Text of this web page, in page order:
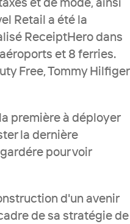
Retail a été la
ReceiptHero dans
et 8 ferries.
Free, Tommy Hilfiger
première à déployer
la dernière
pour voir
d'un avenir
de sa stratégie de